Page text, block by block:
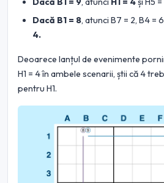
Dacă B1 = 8, atunci B7 = 2, B4 =
4.
Deoarece lanțul de evenimente
H1 = 4 în ambele scenarii, știi că 4
pentru H1.